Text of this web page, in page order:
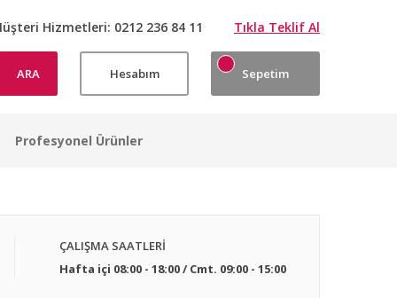
Hizmetleri: 0212 236 84 11 Tıkla Teklif Al
ARA Hesabım Sepetim
Profesyonel Ürünler
ÇALIŞMA SAATLERİ
Hafta içi 08:00 - 18:00 / Cmt. 09:00 - 15:00